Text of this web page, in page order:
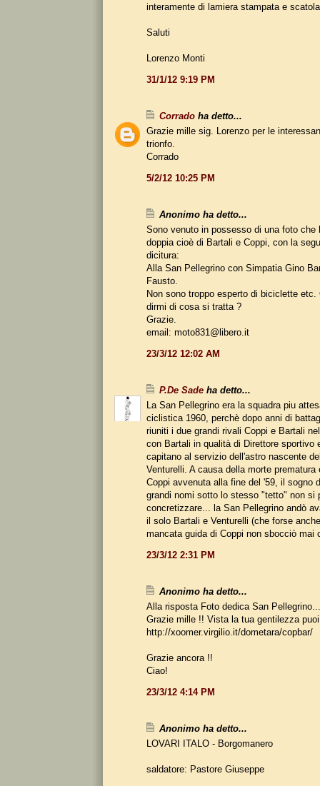
interamente di lamiera stampata e
Saluti
Lorenzo Monti
31/1/12 9:19 PM
Corrado ha detto...
Grazie mille sig. Lorenzo per le
trionfo.
Corrado
5/2/12 10:25 PM
Anonimo ha detto...
Sono venuto in possesso di una foto che
doppia cioè di Bartali e Coppi, con la
dicitura:
Alla San Pellegrino con Simpatia Gino
Fausto.
Non sono troppo esperto di biciclette etc.
dirmi di cosa si tratta ?
Grazie.
email: moto831@libero.it
23/3/12 12:02 AM
P.De Sade ha detto...
La San Pellegrino era la squadra piu
ciclistica 1960, perchè dopo anni di
riuniti i due grandi rivali Coppi e Bartali
con Bartali in qualità di Direttore sportivo
capitano al servizio dell'astro nascente
Venturelli. A causa della morte
Coppi avvenuta alla fine del '59, il sogno
grandi nomi sotto lo stesso "tetto" non si
concretizzare... la San Pellegrino andò
il solo Bartali e Venturelli (che forse
mancata guida di Coppi non sbocciò mai
23/3/12 2:31 PM
Anonimo ha detto...
Alla risposta Foto dedica San Pellegrino...
Grazie mille !! Vista la tua gentilezza
http://xoomer.virgilio.it/dometara/copbar/
Grazie ancora !!
Ciao!
23/3/12 4:14 PM
Anonimo ha detto...
LOVARI ITALO - Borgomanero
saldatore: Pastore Giuseppe